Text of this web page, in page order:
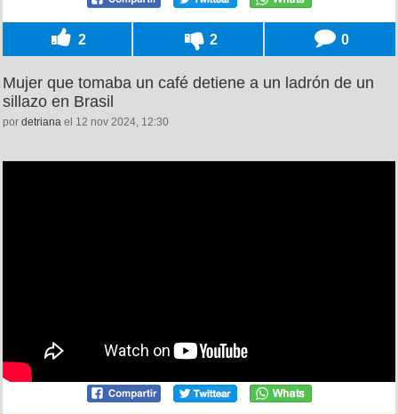
2 2 0
Mujer que tomaba un café detiene a un ladrón de un
sillazo en Brasil
por detriana el 12 nov 2024, 12:30